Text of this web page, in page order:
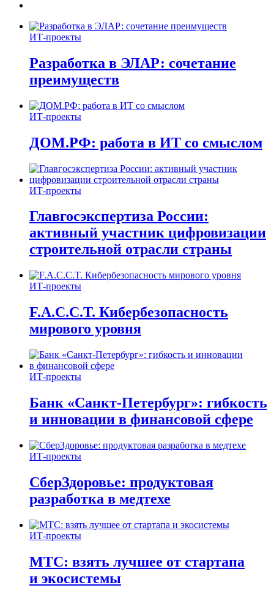
ИТ-проекты
Разработка в ЭЛАР: сочетание
преимуществ
ИТ-проекты
ДОМ.РФ: работа в ИТ со смыслом
ИТ-проекты
Главгосэкспертиза России:
активный участник цифровизации
строительной отрасли страны
ИТ-проекты
F.A.C.C.T. Кибербезопасность
мирового уровня
ИТ-проекты
Банк «Санкт-Петербург»: гибкость
и инновации в финансовой сфере
ИТ-проекты
СберЗдоровье: продуктовая
разработка в медтехе
ИТ-проекты
МТС: взять лучшее от стартапа
и экосистемы